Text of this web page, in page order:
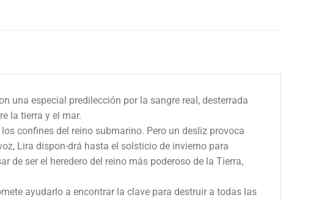
una especial predilección por la sangre real, desterrada
la tierra y el mar.
confines del reino submarino. Pero un desliz provoca
Lira dispon-drá hasta el solsticio de invierno para
de ser el heredero del reino más poderoso de la Tierra,
ayudarlo a encontrar la clave para destruir a todas las